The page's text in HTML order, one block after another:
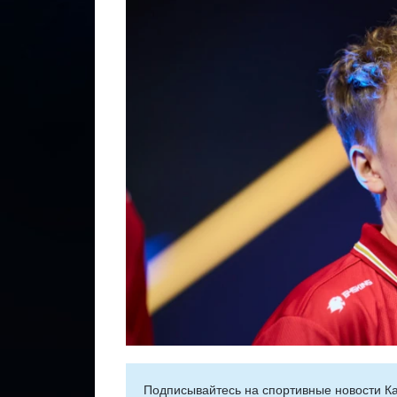
Подписывайтесь на cпортивные новости